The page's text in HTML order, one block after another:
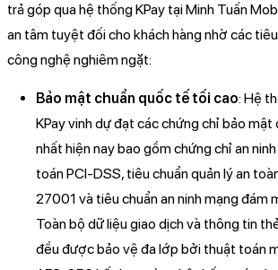
trả góp qua hệ thống KPay tại Minh Tuấn
an tâm tuyệt đối cho khách hàng nhờ các
công nghệ nghiêm ngặt:
Bảo mật chuẩn quốc tế tối cao: Hệ
KPay vinh dự đạt các chứng chỉ bảo
nhất hiện nay bao gồm chứng chỉ an
toán PCI-DSS, tiêu chuẩn quản lý an
27001 và tiêu chuẩn an ninh mạng đám
Toàn bộ dữ liệu giao dịch và thông tin
đều được bảo vệ đa lớp bởi thuật toán